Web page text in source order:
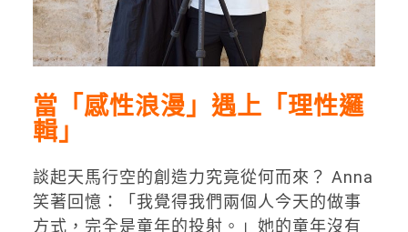
當「感性浪漫」遇上「理性邏
輯」
談起天馬行空的創造力究竟從何而來？ Anna
笑著回憶：「我覺得我們兩個人今天的做事
方式，完全是童年的投射。」她的童年沒有